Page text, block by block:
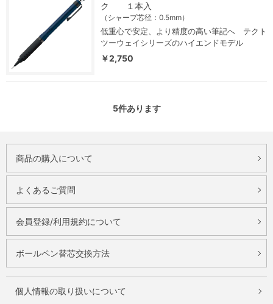
ク １本入
（シャープ芯径：0.5mm）
低重心で安定、より精度の高い筆記へ テクト
ツーウェイシリーズのハイエンドモデル
￥2,750
5件あります
商品の購入について
よくあるご質問
会員登録/利用規約について
ボールペン替芯交換方法
個人情報の取り扱いについて